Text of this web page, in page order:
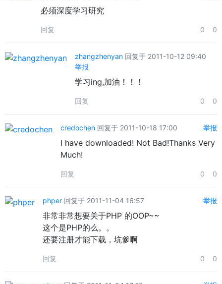
必须深度学习研究
回复 0 0
zhangzhenyan 回复于 2011-10-12 09:40
举报
学习ing,加油！！！
回复 0 0
credochen 回复于 2011-10-18 17:00 举报
I have downloaded! Not Bad!Thanks Very
Much!
回复 0 0
phper 回复于 2011-11-04 16:57 举报
非常非常想要关于PHP 的OOP~~
这个是PHP的么。。
还要注册才能下载，坑爹啊
回复 0 0